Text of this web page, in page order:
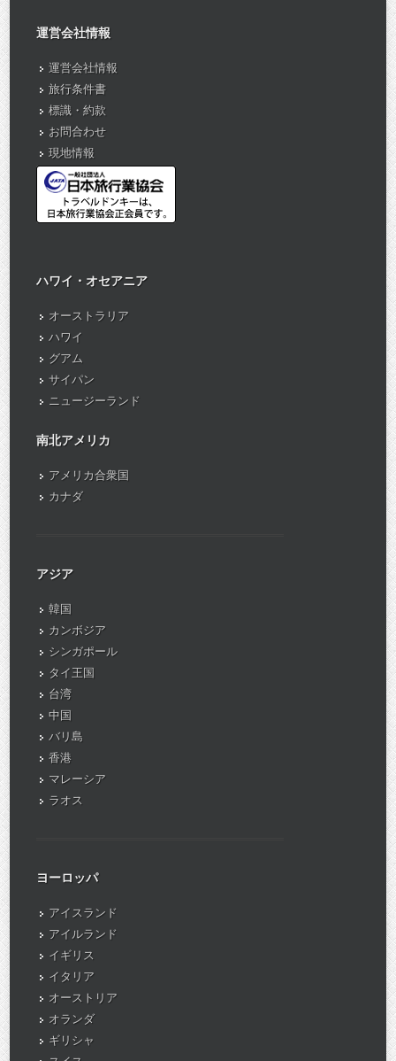
運営会社情報
運営会社情報
旅行条件書
標識・約款
お問合わせ
現地情報
ハワイ・オセアニア
オーストラリア
ハワイ
グアム
サイパン
ニュージーランド
南北アメリカ
アメリカ合衆国
カナダ
アジア
韓国
カンボジア
シンガポール
タイ王国
台湾
中国
バリ島
香港
マレーシア
ラオス
ヨーロッパ
アイスランド
アイルランド
イギリス
イタリア
オーストリア
オランダ
ギリシャ